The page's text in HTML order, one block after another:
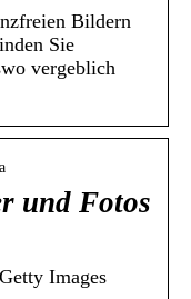
Bildern
Sie
vergeblich
und Fotos
Images